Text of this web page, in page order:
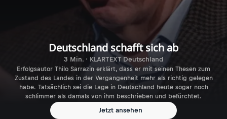
Deutschland schafft sich ab
3 Min. · KLARTEXT Deutschland
Erfolgsautor Thilo Sarrazin erklärt, dass er mit seinen Thesen zum
Zustand des Landes in der Vergangenheit mehr als richtig gelegen
habe. Tatsächlich sei die Lage in Deutschland heute sogar noch
schlimmer als damals von ihm beschrieben und befürchtet.
Jetzt ansehen